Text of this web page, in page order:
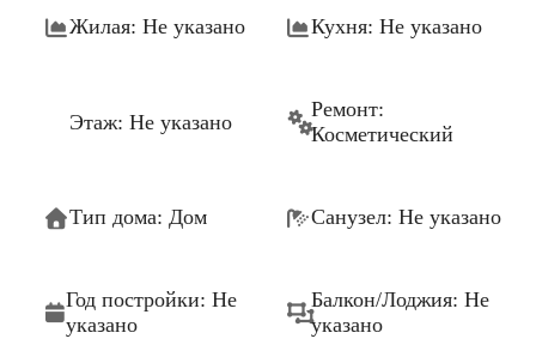
Жилая: Не указано Кухня: Не указано
Этаж: Не указано
Ремонт:
Косметический
Тип дома: Дом Санузел: Не указано
Год постройки: Не
указано
Балкон/Лоджия: Не
указано